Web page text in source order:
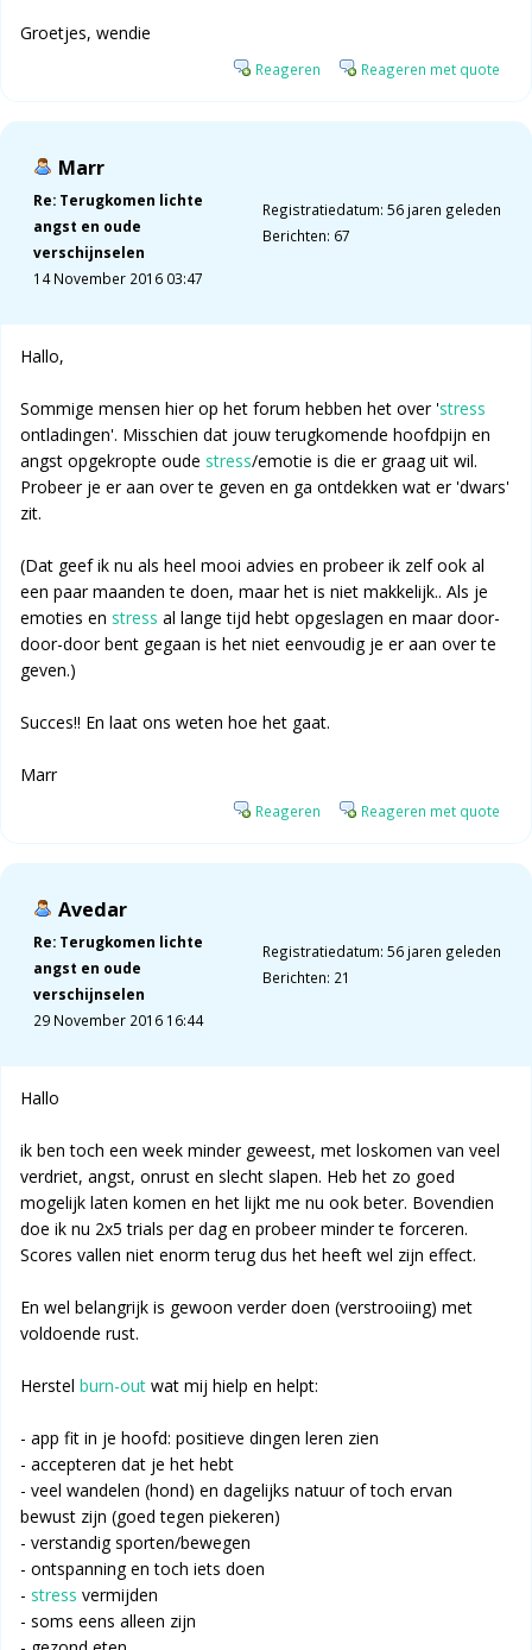
Groetjes, wendie
Reageren Reageren met quote
Marr
Re: Terugkomen lichte
angst en oude
verschijnselen
14 November 2016 03:47
Registratiedatum: 56 jaren geleden
Berichten: 67
Hallo,
Sommige mensen hier op het forum hebben het over 'stress
ontladingen'. Misschien dat jouw terugkomende hoofdpijn en
angst opgekropte oude stress/emotie is die er graag uit wil.
Probeer je er aan over te geven en ga ontdekken wat er 'dwars'
zit.
(Dat geef ik nu als heel mooi advies en probeer ik zelf ook al
een paar maanden te doen, maar het is niet makkelijk.. Als je
emoties en stress al lange tijd hebt opgeslagen en maar door-
door-door bent gegaan is het niet eenvoudig je er aan over te
geven.)
Succes!! En laat ons weten hoe het gaat.
Marr
Reageren Reageren met quote
Avedar
Re: Terugkomen lichte
angst en oude
verschijnselen
29 November 2016 16:44
Registratiedatum: 56 jaren geleden
Berichten: 21
Hallo
ik ben toch een week minder geweest, met loskomen van veel
verdriet, angst, onrust en slecht slapen. Heb het zo goed
mogelijk laten komen en het lijkt me nu ook beter. Bovendien
doe ik nu 2x5 trials per dag en probeer minder te forceren.
Scores vallen niet enorm terug dus het heeft wel zijn effect.
En wel belangrijk is gewoon verder doen (verstrooiing) met
voldoende rust.
Herstel burn-out wat mij hielp en helpt:
- app fit in je hoofd: positieve dingen leren zien
- accepteren dat je het hebt
- veel wandelen (hond) en dagelijks natuur of toch ervan
bewust zijn (goed tegen piekeren)
- verstandig sporten/bewegen
- ontspanning en toch iets doen
- stress vermijden
- soms eens alleen zijn